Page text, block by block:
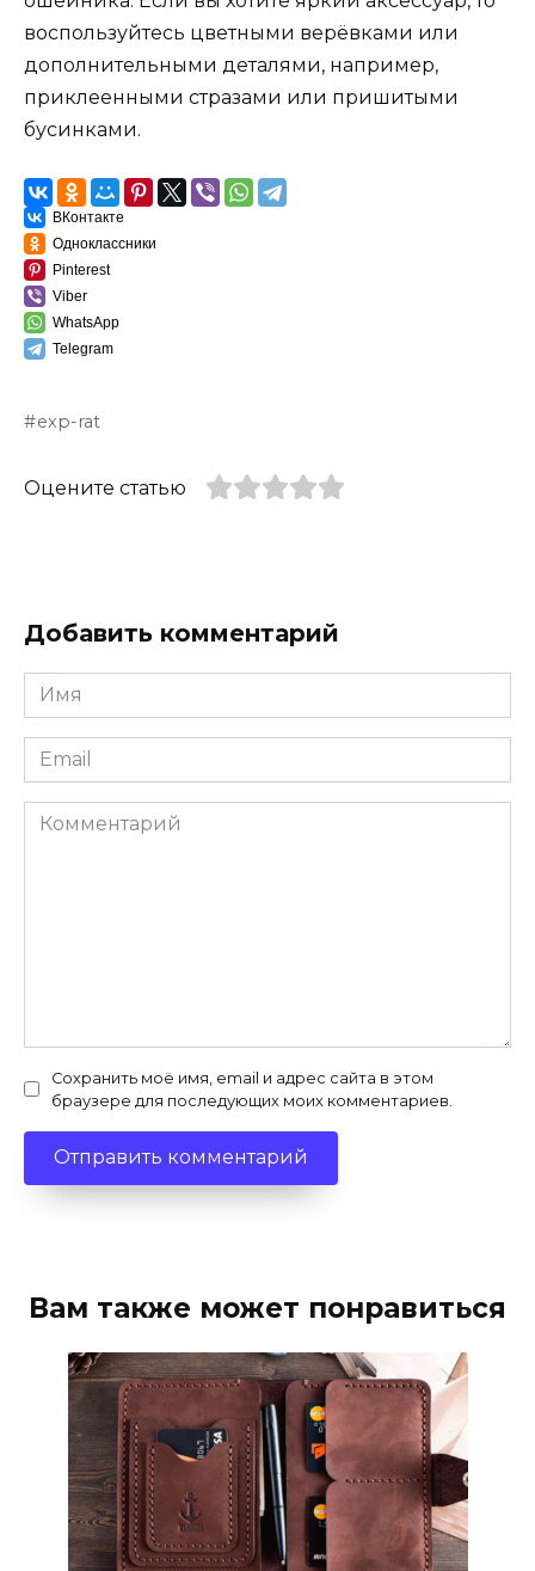
воспользуйтесь цветными верёвками или
дополнительными деталями, например,
приклеенными стразами или пришитыми
бусинками.
ВКонтакте
Одноклассники
Pinterest
Viber
WhatsApp
Telegram
exp-rat
Оцените статью
Добавить комментарий
Имя
*
Email
*
Комментарий
Сохранить моё имя, email и адрес сайта в этом
браузере для последующих моих комментариев.
Вам также может понравиться